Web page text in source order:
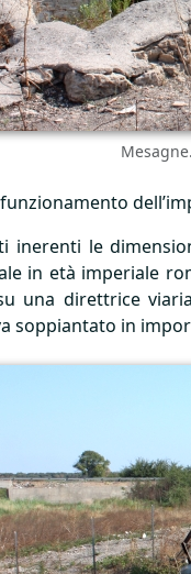
inerenti le
in età imperiale
una direttrice
soppiantato in